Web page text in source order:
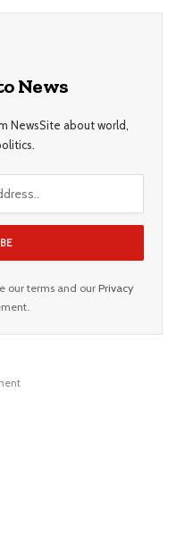
News
NewsSite about world,
our terms and our Privacy